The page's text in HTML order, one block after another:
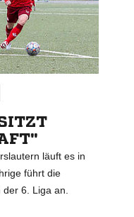
E
läuft es in
führt die
6. Liga an.